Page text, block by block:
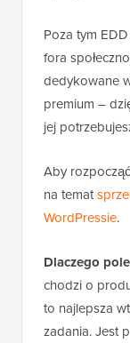
Poza tym
fora
dedykowane
premium –
jej
Aby
na temat
WordPressie.
Dlaczego
chodzi o
to najlepsza
zadania. Jest